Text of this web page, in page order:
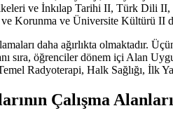
ve İnkılap Tarihi II, Türk
Korunma ve Üniversite Kültürü II
daha ağırlıkta
sıra, öğrenciler dönem içi Alan
Radyoterapi, Halk Sağlığı, İlk
Çalışma